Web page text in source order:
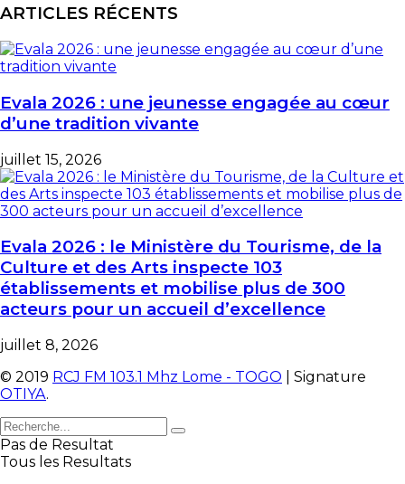
ARTICLES RÉCENTS
Evala 2026 : une jeunesse engagée au cœur
d’une tradition vivante
juillet 15, 2026
Evala 2026 : le Ministère du Tourisme, de la
Culture et des Arts inspecte 103
établissements et mobilise plus de 300
acteurs pour un accueil d’excellence
juillet 8, 2026
© 2019 RCJ FM 103.1 Mhz Lome - TOGO | Signature
OTIYA.
Pas de Resultat
Tous les Resultats